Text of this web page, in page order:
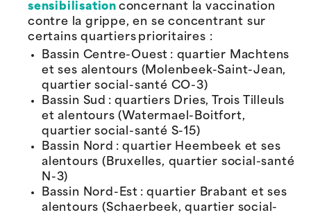
sensibilisation concernant la vaccination
contre la grippe, en se concentrant sur
certains quartiers prioritaires :
Bassin Centre-Ouest : quartier Machtens
et ses alentours (Molenbeek-Saint-Jean,
quartier social-santé CO-3)
Bassin Sud : quartiers Dries, Trois Tilleuls
et alentours (Watermael-Boitfort,
quartier social-santé S-15)
Bassin Nord : quartier Heembeek et ses
alentours (Bruxelles, quartier social-santé
N-3)
Bassin Nord-Est : quartier Brabant et ses
alentours (Schaerbeek,quartier social-